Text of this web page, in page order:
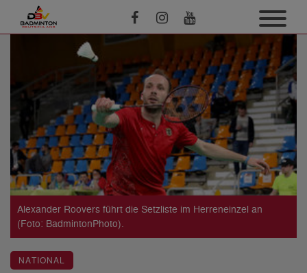
Alexander Roovers führt die Setzliste im Herreneinzel an
(Foto: BadmintonPhoto).
NATIONAL